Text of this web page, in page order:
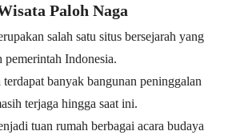
Paloh Naga
salah satu situs bersejarah yang
pemerintah Indonesia.
banyak bangunan peninggalan
terjaga hingga saat ini.
tuan rumah berbagai acara budaya